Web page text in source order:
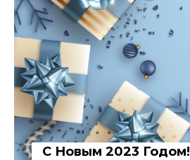
С Новым 2023 Годом!